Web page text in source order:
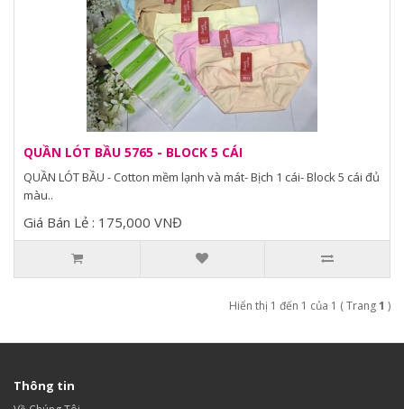
QUẦN LÓT BẦU 5765 - BLOCK 5 CÁI
QUẦN LÓT BẦU - Cotton mềm lạnh và mát- Bịch 1 cái- Block 5 cái đủ
màu..
Giá Bán Lẻ : 175,000 VNĐ
Hiển thị 1 đến 1 của 1 ( Trang1 )
Thông tin